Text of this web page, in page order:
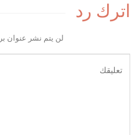
اترك رد
لن يتم نشر عنوان